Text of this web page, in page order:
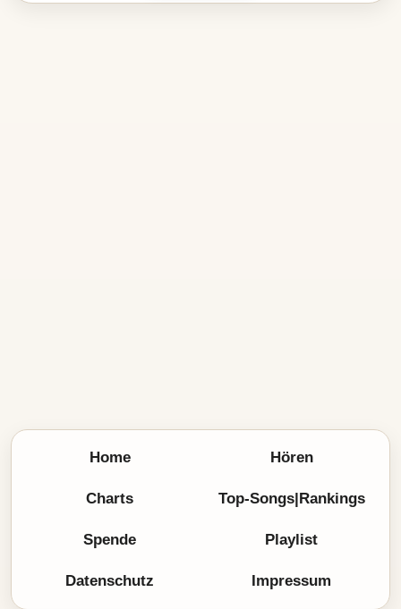
Home Hören
Charts Top-Songs|Rankings
Spende Playlist
Datenschutz Impressum